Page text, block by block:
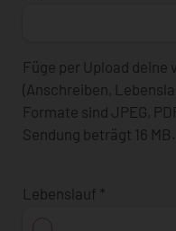
Füge per Upload
(Anschreiben,
Formate sind JPEG,
Sendung beträgt 16 MB.
Lebenslauf *